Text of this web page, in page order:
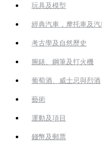
玩具及模型
經典汽車，摩托車及汽
考古學及自然歷史
腕錶、鋼筆及打火機
葡萄酒、威士忌與烈酒
藝術
運動及項目
錢幣及郵票